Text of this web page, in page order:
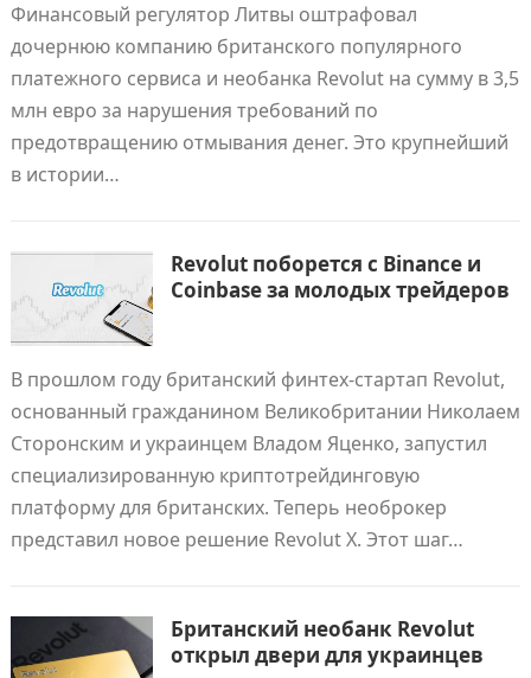
Финансовый регулятор Литвы оштрафовал
дочернюю компанию британского популярного
платежного сервиса и необанка Revolut на сумму в 3,5
млн евро за нарушения требований по
предотвращению отмывания денег. Это крупнейший
в истории…
Revolut поборется с Binance и
Coinbase за молодых трейдеров
В прошлом году британский финтех-стартап Revolut,
основанный гражданином Великобритании Николаем
Сторонским и украинцем Владом Яценко, запустил
специализированную криптотрейдинговую
платформу для британских. Теперь необрокер
представил новое решение Revolut X. Этот шаг…
Британский необанк Revolut
открыл двери для украинцев